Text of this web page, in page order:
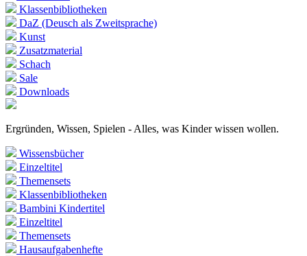
Klassenbibliotheken
DaZ (Deusch als Zweitsprache)
Kunst
Zusatzmaterial
Schach
Sale
Downloads
Ergründen, Wissen, Spielen - Alles, was Kinder wissen wollen.
Wissensbücher
Einzeltitel
Themensets
Klassenbibliotheken
Bambini Kindertitel
Einzeltitel
Themensets
Hausaufgabenhefte